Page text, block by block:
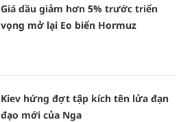
Giá dầu giảm hơn 5% trước triển
vọng mở lại Eo biển Hormuz
Kiev hứng đợt tập kích tên lửa đạn
đạo mới của Nga